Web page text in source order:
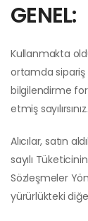
GENEL:
Kullanmakta
ortamda sipariş
bilgilendirme
etmiş sayılırsınız.
Alıcılar, satın
sayılı
Sözleşmeler
yürürlükteki